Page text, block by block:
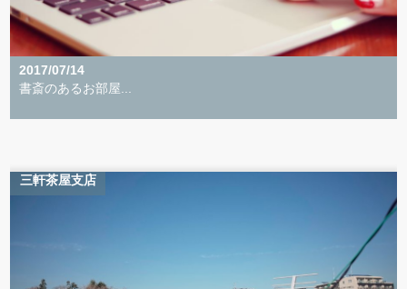
2017/07/14
書斎のあるお部屋...
三軒茶屋支店